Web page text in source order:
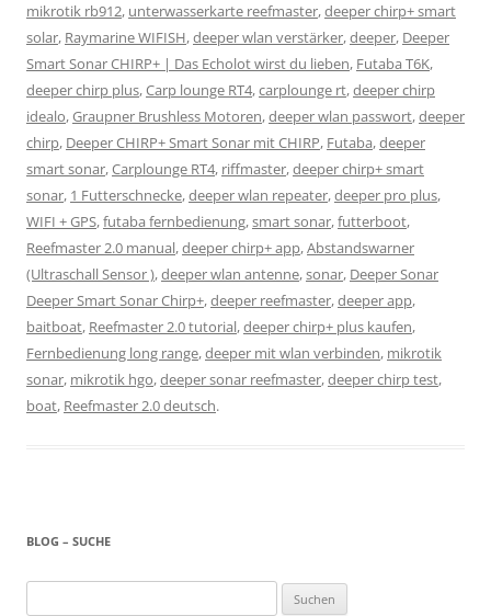
mikrotik rb912, unterwasserkarte reefmaster,deeper chirp+ smart
solar, Raymarine WIFISH,deeper wlan verstärker,deeper, Deeper
Smart Sonar CHIRP+ | Das Echolot wirst du lieben, Futaba T6K,
deeper chirp plus,Carp lounge RT4,carplounge rt,deeper chirp
idealo,Graupner Brushless Motoren,deeper wlan passwort,deeper
chirp, Deeper CHIRP+ Smart Sonar mit CHIRP, Futaba,deeper
smart sonar,Carplounge RT4, riffmaster,deeper chirp+ smart
sonar, 1 Futterschnecke,deeper wlan repeater,deeper pro plus,
WIFI + GPS,futaba fernbedienung,smart sonar,futterboot,
Reefmaster 2.0 manual,deeper chirp+ app,Abstandswarner
(Ultraschall Sensor ),deeper wlan antenne,sonar, Deeper Sonar
Deeper Smart Sonar Chirp+,deeper reefmaster,deeper app,
baitboat, Reefmaster 2.0 tutorial,deeper chirp+ plus kaufen,
Fernbedienung long range,deeper mit wlan verbinden, mikrotik
sonar, mikrotik hgo,deeper sonar reefmaster,deeper chirp test,
boat, Reefmaster 2.0 deutsch.
BLOG – SUCHE